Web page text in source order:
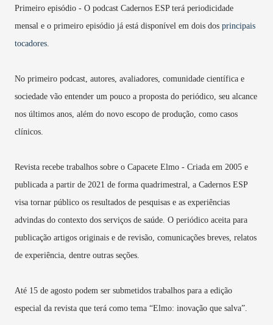
Primeiro episódio - O podcast Cadernos ESP terá periodicidade
mensal e o primeiro episódio já está disponível em dois dos principais
tocadores.
No primeiro podcast, autores, avaliadores, comunidade científica e
sociedade vão entender um pouco a proposta do periódico, seu alcance
nos últimos anos, além do novo escopo de produção, como casos
clínicos.
Revista recebe trabalhos sobre o Capacete Elmo - Criada em 2005 e
publicada a partir de 2021 de forma quadrimestral, a Cadernos ESP
visa tornar público os resultados de pesquisas e as experiências
advindas do contexto dos serviços de saúde. O periódico aceita para
publicação artigos originais e de revisão, comunicações breves, relatos
de experiência, dentre outras seções.
Até 15 de agosto podem ser submetidos trabalhos para a edição
especial da revista que terá como tema “Elmo: inovação que salva”.